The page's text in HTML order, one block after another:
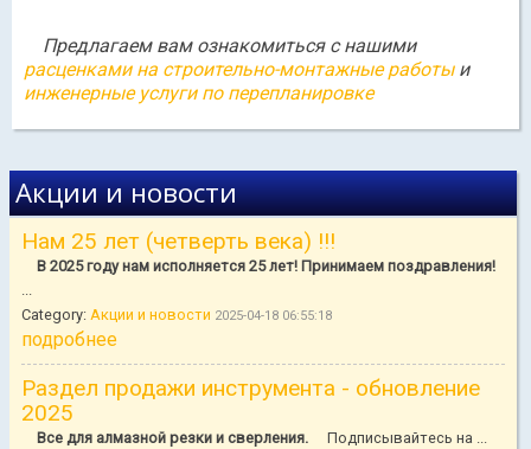
Предлагаем вам ознакомиться с нашими
расценками на строительно-монтажные работыи
инженерные услуги по перепланировке
Акции и новости
Нам 25 лет (четверть века) !!!
В 2025 году нам исполняется 25 лет! Принимаем поздравления!
...
Category: Акции и новости 2025-04-18 06:55:18
подробнее
Раздел продажи инструмента - обновление
2025
Все для алмазной резки и сверления. Подписывайтесь на ...